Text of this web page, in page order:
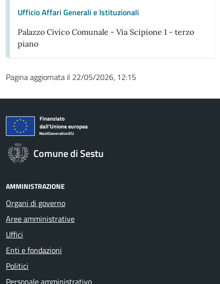
Ufficio Affari Generali e Istituzionali
Palazzo Civico Comunale - Via Scipione 1 - terzo
piano
Pagina aggiornata il 22/05/2026, 12:15
Comune di Sestu
AMMINISTRAZIONE
Organi di governo
Aree amministrative
Uffici
Enti e fondazioni
Politici
Personale amministrativo